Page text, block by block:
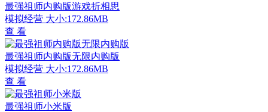
最强祖师内购版游戏折相思
模拟经营 大小:172.86MB
查 看
最强祖师内购版无限内购版
模拟经营 大小:172.86MB
查 看
最强祖师小米版